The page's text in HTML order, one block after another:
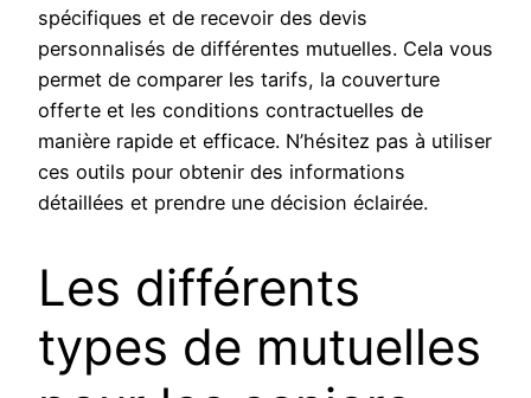
spécifiques et de recevoir des devis
personnalisés de différentes mutuelles. Cela vous
permet de comparer les tarifs, la couverture
offerte et les conditions contractuelles de
manière rapide et efficace. N’hésitez pas à utiliser
ces outils pour obtenir des informations
détaillées et prendre une décision éclairée.
Les différents
types de mutuelles